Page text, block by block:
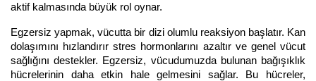
aktif kalmasında büyük rol oynar.
Egzersiz yapmak, vücutta bir dizi olumlu reaksiyon başlatır. Kan
dolaşımını hızlandırır stres hormonlarını azaltır ve genel vücut
sağlığını destekler. Egzersiz, vücudumuzda bulunan bağışıklık
hücrelerinin daha etkin hale gelmesini sağlar. Bu hücreler,